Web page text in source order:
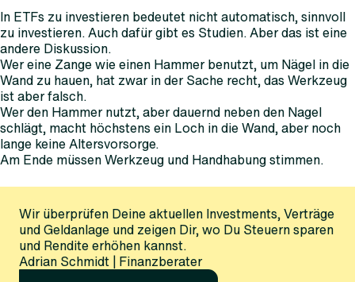
In ETFs zu investieren bedeutet nicht automatisch, sinnvoll
zu investieren. Auch dafür gibt es Studien. Aber das ist eine
andere Diskussion.
Wer eine Zange wie einen Hammer benutzt, um Nägel in die
Wand zu hauen, hat zwar in der Sache recht, das Werkzeug
ist aber falsch.
Wer den Hammer nutzt, aber dauernd neben den Nagel
schlägt, macht höchstens ein Loch in die Wand, aber noch
lange keine Altersvorsorge.
Am Ende müssen Werkzeug und Handhabung stimmen.
Wir überprüfen Deine aktuellen Investments, Verträge
und Geldanlage und zeigen Dir, wo Du Steuern sparen
und Rendite erhöhen kannst.
Adrian Schmidt | Finanzberater